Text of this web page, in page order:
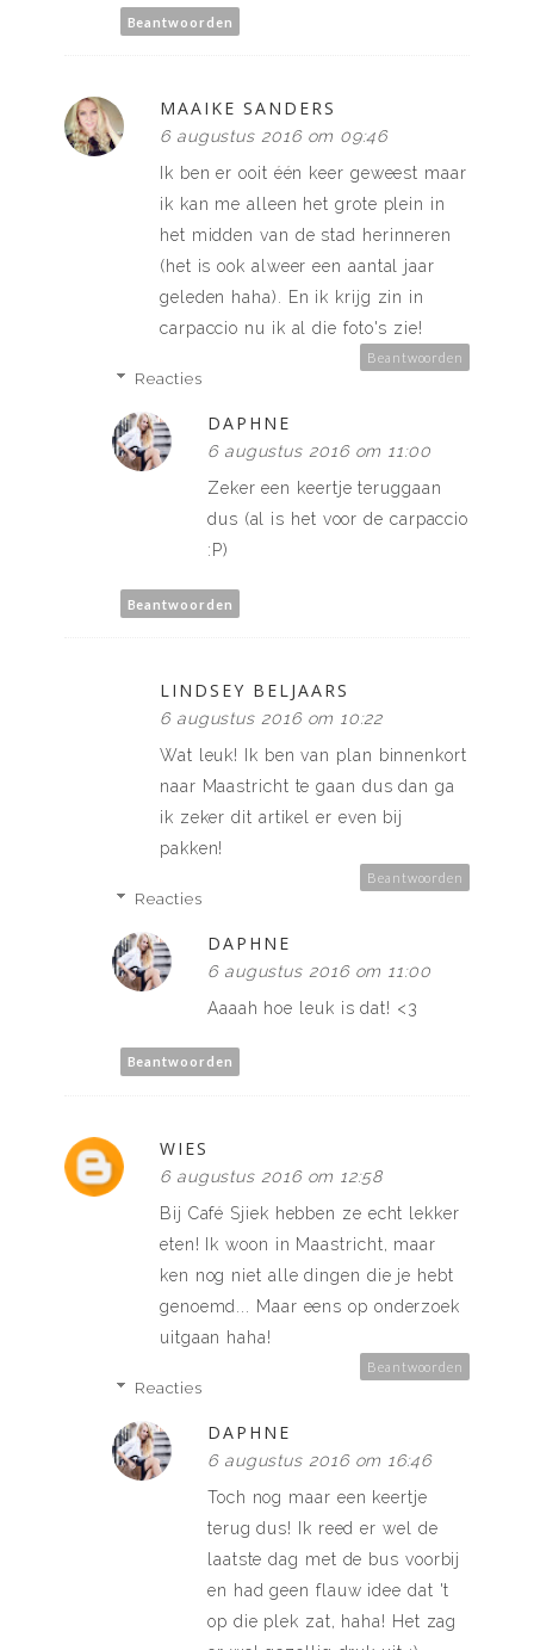
Beantwoorden
MAAIKE SANDERS
6 augustus 2016 om 09:46
Ik ben er ooit één keer geweest maar
ik kan me alleen het grote plein in
het midden van de stad herinneren
(het is ook alweer een aantal jaar
geleden haha). En ik krijg zin in
carpaccio nu ik al die foto's zie!
Beantwoorden
Reacties
DAPHNE
6 augustus 2016 om 11:00
Zeker een keertje teruggaan
dus (al is het voor de carpaccio
:P)
Beantwoorden
LINDSEY BELJAARS
6 augustus 2016 om 10:22
Wat leuk! Ik ben van plan binnenkort
naar Maastricht te gaan dus dan ga
ik zeker dit artikel er even bij
pakken!
Beantwoorden
Reacties
DAPHNE
6 augustus 2016 om 11:00
Aaaah hoe leuk is dat! <3
Beantwoorden
WIES
6 augustus 2016 om 12:58
Bij Café Sjiek hebben ze echt lekker
eten! Ik woon in Maastricht, maar
ken nog niet alle dingen die je hebt
genoemd... Maar eens op onderzoek
uitgaan haha!
Beantwoorden
Reacties
DAPHNE
6 augustus 2016 om 16:46
Toch nog maar een keertje
terug dus! Ik reed er wel de
laatste dag met de bus voorbij
en had geen flauw idee dat 't
op die plek zat, haha! Het zag